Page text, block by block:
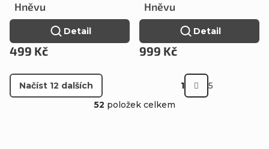
Hněvu
499 Kč
Detail
Hněvu
999 Kč
Detail
O
Načíst 12 dalších
S
t
1
5
52 položek celkem